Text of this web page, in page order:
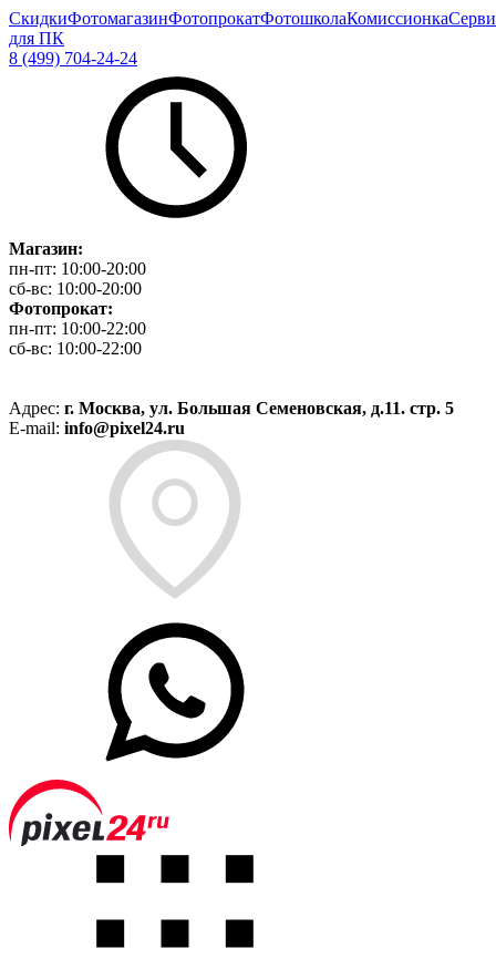
СкидкиФотомагазинФотопрокатФотошколаКомиссионка
для ПК
8 (499) 704-24-24
Магазин:
пн-пт: 10:00-20:00
сб-вс: 10:00-20:00
Фотопрокат:
пн-пт: 10:00-22:00
сб-вс: 10:00-22:00
Адрес: г. Москва, ул. Большая Семеновская, д.11. стр. 5
E-mail: info@pixel24.ru